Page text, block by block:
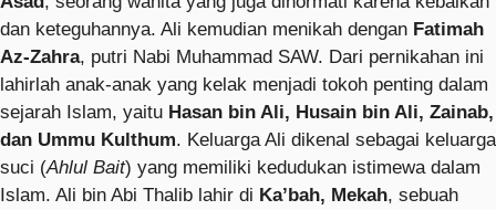
dan keteguhannya. Ali kemudian menikah dengan Fatimah
Az-Zahra, putri Nabi Muhammad SAW. Dari pernikahan ini
lahirlah anak-anak yang kelak menjadi tokoh penting dalam
sejarah Islam, yaitu Hasan bin Ali, Husain bin Ali, Zainab,
dan Ummu Kulthum. Keluarga Ali dikenal sebagai keluarga
suci (Ahlul Bait) yang memiliki kedudukan istimewa dalam
Islam. Ali bin Abi Thalib lahir di Ka’bah, Mekah, sebuah